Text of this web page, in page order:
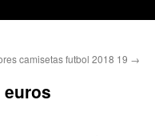
camisetas futbol 2018 19 →